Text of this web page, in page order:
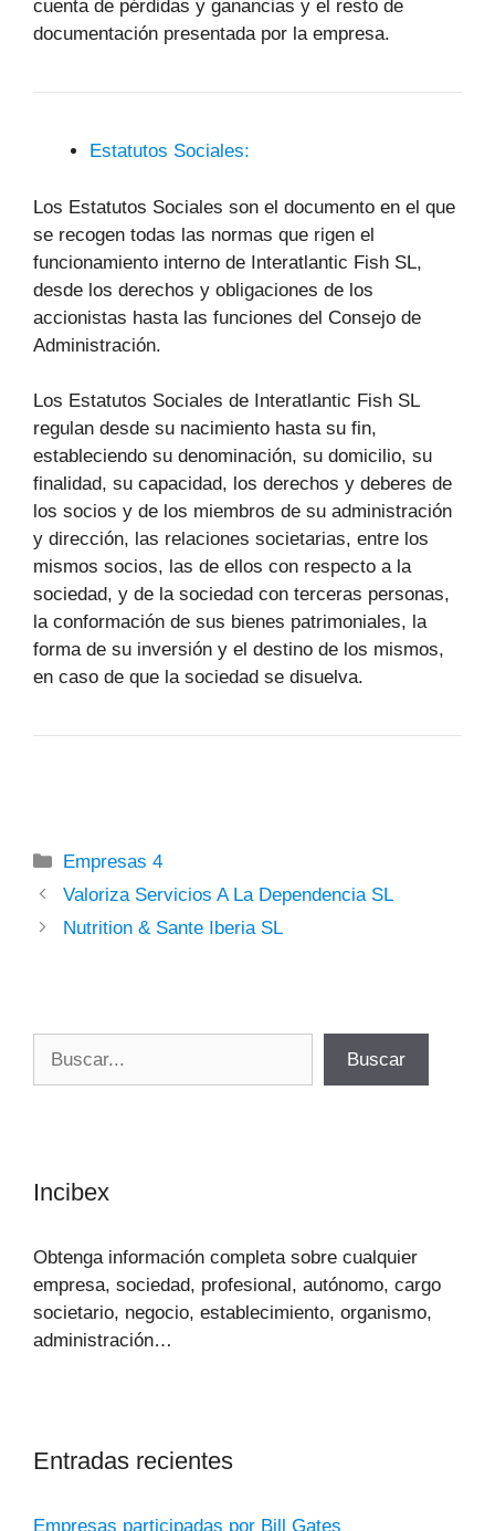
cuenta de pérdidas y ganancias y el resto de
documentación presentada por la empresa.
Estatutos Sociales:
Los Estatutos Sociales son el documento en el que
se recogen todas las normas que rigen el
funcionamiento interno de Interatlantic Fish SL,
desde los derechos y obligaciones de los
accionistas hasta las funciones del Consejo de
Administración.
Los Estatutos Sociales de Interatlantic Fish SL
regulan desde su nacimiento hasta su fin,
estableciendo su denominación, su domicilio, su
finalidad, su capacidad, los derechos y deberes de
los socios y de los miembros de su administración
y dirección, las relaciones societarias, entre los
mismos socios, las de ellos con respecto a la
sociedad, y de la sociedad con terceras personas,
la conformación de sus bienes patrimoniales, la
forma de su inversión y el destino de los mismos,
en caso de que la sociedad se disuelva.
Categorías
Empresas 4
Valoriza Servicios A La Dependencia SL
Nutrition & Sante Iberia SL
Buscar
Incibex
Obtenga información completa sobre cualquier
empresa, sociedad, profesional, autónomo, cargo
societario, negocio, establecimiento, organismo,
administración…
Entradas recientes
Empresas participadas por Bill Gates